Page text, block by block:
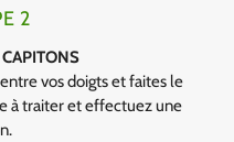
2
vos doigts et faites le
à traiter et effectuez une